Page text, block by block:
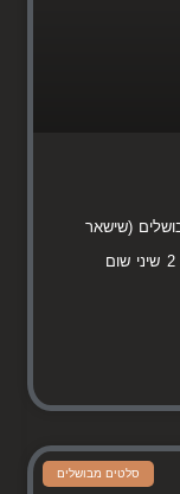
(שישאר
טיפה קריספי כזה, לא לבשל מידי) מעט שמן 2 שיני שום
סלטים מבושלים